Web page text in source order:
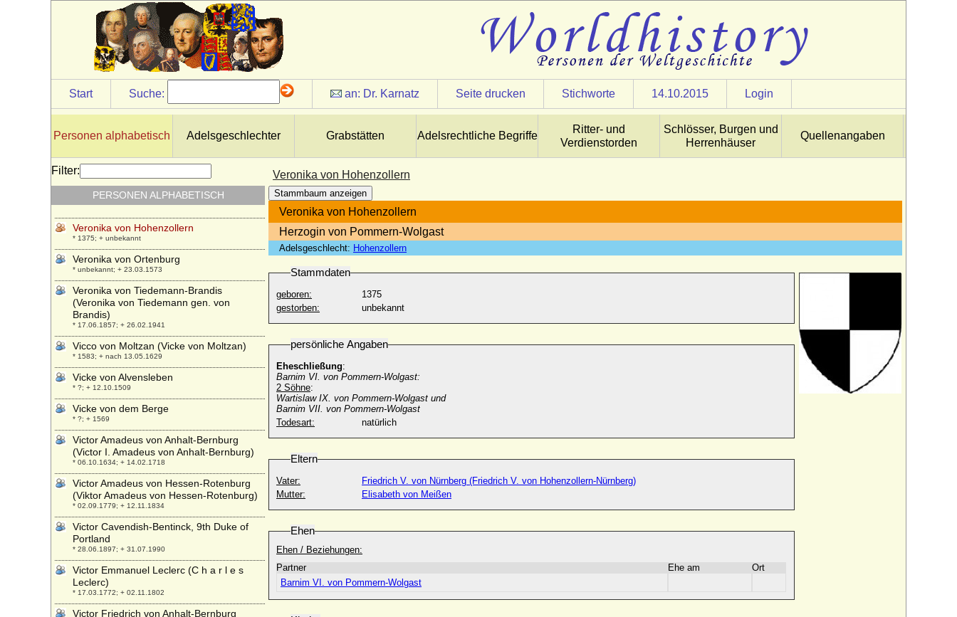
Start Suche: an: Dr. Karnatz Seite drucken Stichworte 14.10.2015 Login
Personen alphabetisch Adelsgeschlechter Grabstätten Adelsrechtliche Begriffe
Ritter- und
Verdienstorden
Schlösser, Burgen und
Herrenhäuser
Quellenangaben
Veronika von Hohenzollern
Stammbaum anzeigen
Veronika von Hohenzollern
Herzogin von Pommern-Wolgast
Adelsgeschlecht: Hohenzollern
Stammdaten
geboren:
1375
gestorben:
unbekannt
persönliche Angaben
Eheschließung:
Barnim VI. von Pommern-Wolgast:
2 Söhne:
Wartislaw IX. von Pommern-Wolgast und
Barnim VII. von Pommern-Wolgast
Todesart:
natürlich
Eltern
Vater:
Friedrich V. von Nürnberg (Friedrich V. von Hohenzollern-Nürnberg)
Mutter:
Elisabeth von Meißen
Ehen
Ehen / Beziehungen:
Partner
Ehe am
Ort
Barnim VI. von Pommern-Wolgast
Filter:
PERSONEN ALPHABETISCH
* 1780; + 02.11.1814
Vera von Hannover
* 05.11.1976;
Verena von Freiburg-Badenweiler
+ 25.12.1321
Verena von Hachberg-Sausenberg
* 23.01.1970;
Anna von Buch)
* 16.09.1882; + 18.07.1962
Veronika von der Oelsnitz
* 1523; + 1570/1572
Veronika von Hohenzollern
* 1375; + unbekannt
Veronika von Ortenburg
* unbekannt; + 23.03.1573
Veronika von Tiedemann-Brandis
(Veronika von Tiedemann gen. von
Brandis)
* 17.06.1857; + 26.02.1941
Vicco von Moltzan (Vicke von Moltzan)
* 1583; + nach 13.05.1629
Vicke von Alvensleben
* ?; + 12.10.1509
Vicke von dem Berge
* ?; + 1569
Victor Amadeus von Anhalt-Bernburg
(Victor I. Amadeus von Anhalt-Bernburg)
* 06.10.1634; + 14.02.1718
Victor Amadeus von Hessen-Rotenburg
(Viktor Amadeus von Hessen-Rotenburg)
* 02.09.1779; + 12.11.1834
Victor Cavendish-Bentinck, 9th Duke of
Portland
* 28.06.1897; + 31.07.1990
Victor Emmanuel Leclerc (C h a r l e s
Leclerc)
* 17.03.1772; + 02.11.1802
Victor Friedrich von Anhalt-Bernburg